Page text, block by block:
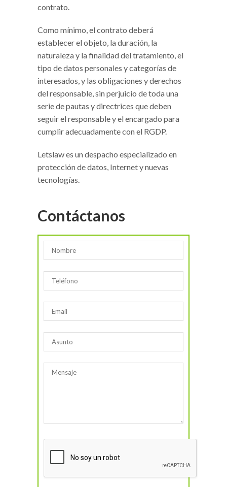
contrato.
Como mínimo, el contrato deberá
establecer el objeto, la duración, la
naturaleza y la finalidad del tratamiento, el
tipo de datos personales y categorías de
interesados, y las obligaciones y derechos
del responsable, sin perjuicio de toda una
serie de pautas y directrices que deben
seguir el responsable y el encargado para
cumplir adecuadamente con el RGDP.
Letslaw es un despacho especializado en
protección de datos, Internet y nuevas
tecnologías.
Contáctanos